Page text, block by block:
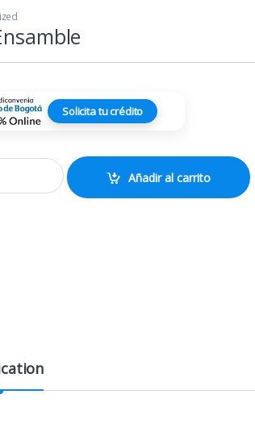
Solicita tu crédito
quantity
Añadir al carrito